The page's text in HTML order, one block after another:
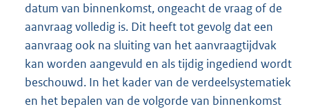
datum van binnenkomst, ongeacht de vraag of de
aanvraag volledig is. Dit heeft tot gevolg dat een
aanvraag ook na sluiting van het aanvraagtijdvak
kan worden aangevuld en als tijdig ingediend wordt
beschouwd. In het kader van de verdeelsystematiek
en het bepalen van de volgorde van binnenkomst